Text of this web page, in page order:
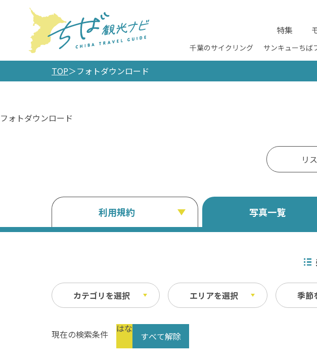
特集
千葉のサイクリング サンキューちば
TOP フォトダウンロード
フォトダウンロード
リ
利用規約 写真一覧
カテゴリを選択 エリアを選択 季節
祭り・イベント
春
縦
現在の検索条件 はな
すべて解除